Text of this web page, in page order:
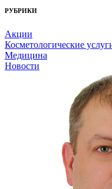
РУБРИКИ
Акции
Косметологические
Медицина
Новости